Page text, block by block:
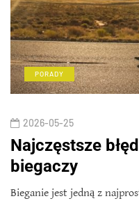
PORADY
2026-05-25
Najczęstsze
biegaczy
Bieganie jest jedną z